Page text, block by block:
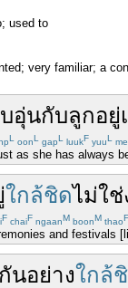
used to
very familiar; a
อุ่นกับลูกอยู่
L oonL gapL luukF yuuL
as she has always
ใกล้ชิดไม่ใช่
F chaiF ngaanM boonM thaoF
and festivals
กันอย่างใกล้